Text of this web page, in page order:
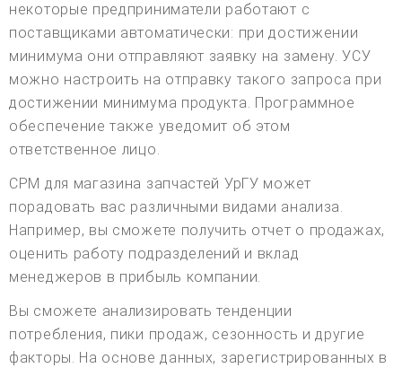
некоторые предприниматели работают с
поставщиками автоматически: при достижении
минимума они отправляют заявку на замену. УСУ
можно настроить на отправку такого запроса при
достижении минимума продукта. Программное
обеспечение также уведомит об этом
ответственное лицо.
СРМ для магазина запчастей УрГУ может
порадовать вас различными видами анализа.
Например, вы сможете получить отчет о продажах,
оценить работу подразделений и вклад
менеджеров в прибыль компании.
Вы сможете анализировать тенденции
потребления, пики продаж, сезонность и другие
факторы. На основе данных, зарегистрированных в